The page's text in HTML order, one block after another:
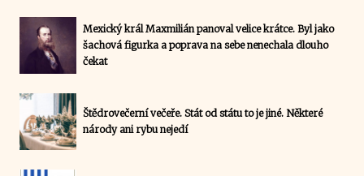
Mexický král Maxmilián panoval velice krátce. Byl jako
šachová figurka a poprava na sebe nenechala dlouho
čekat
Štědrovečerní večeře. Stát od státu to je jiné. Některé
národy ani rybu nejedí